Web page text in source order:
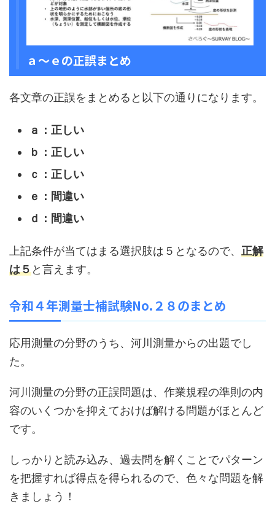
ａ～ｅの正誤まとめ
各文章の正誤をまとめると以下の通りになります。
ａ：正しい
ｂ：正しい
ｃ：正しい
ｅ：間違い
ｄ：間違い
上記条件が当てはまる選択肢は５となるので、 正解
は５と言えます。
令和４年測量士補試験No.２８のまとめ
応用測量の分野のうち、河川測量からの出題でし
た。
河川測量の分野の正誤問題は、作業規程の準則の内
容のいくつかを抑えておけば解ける問題がほとんど
です。
しっかりと読み込み、過去問を解くことでパターン
を把握すれば得点を得られるので、色々な問題を解
きましょう！